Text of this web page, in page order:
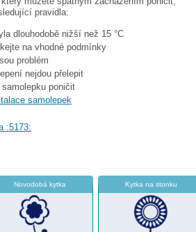
pravidla:
dlouhodobě nižší než 15 °C
na vhodné podmínky
problém
nejdou přelepit
poničit
samolepek
:5173:
Novodobá kytka Kytka na stonku